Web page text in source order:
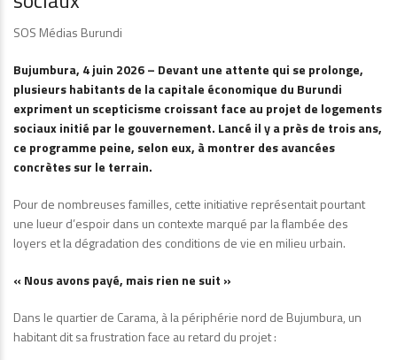
SOS Médias Burundi
Bujumbura, 4 juin 2026 – Devant une attente qui se prolonge,
plusieurs habitants de la capitale économique du Burundi
expriment un scepticisme croissant face au projet de logements
sociaux initié par le gouvernement. Lancé il y a près de trois ans,
ce programme peine, selon eux, à montrer des avancées
concrètes sur le terrain.
Pour de nombreuses familles, cette initiative représentait pourtant
une lueur d’espoir dans un contexte marqué par la flambée des
loyers et la dégradation des conditions de vie en milieu urbain.
« Nous avons payé, mais rien ne suit »
Dans le quartier de Carama, à la périphérie nord de Bujumbura, un
habitant dit sa frustration face au retard du projet :